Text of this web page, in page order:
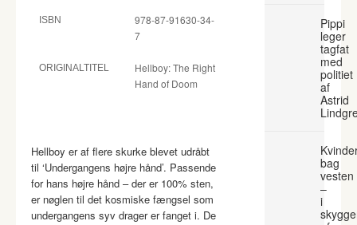
ISBN
978-87-91630-34-
7
ORIGINALTITEL
Hellboy: The Right
Hand of Doom
Hellboy er af flere skurke blevet udråbt
til ‘Undergangens højre hånd’. Passende
for hans højre hånd – der er 100% sten,
er nøglen til det kosmiske fængsel som
undergangens syv drager er fanget i. De
Pippi
leger
tagfat
med
politiet
af
Astrid
bag
vesten
–
i